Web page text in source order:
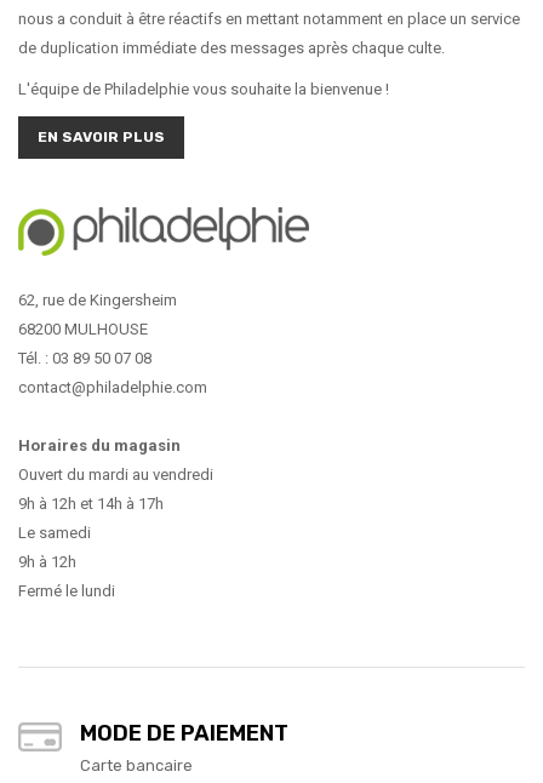
nous a conduit à être réactifs en mettant notamment en place un service
de duplication immédiate des messages après chaque culte.
L'équipe de Philadelphie vous souhaite la bienvenue !
EN SAVOIR PLUS
62, rue de Kingersheim
68200 MULHOUSE
Tél. : 03 89 50 07 08
contact@philadelphie.com
Horaires du magasin
Ouvert du mardi au vendredi
9h à 12h et 14h à 17h
Le samedi
9h à 12h
Fermé le lundi
MODE DE PAIEMENT
Carte bancaire